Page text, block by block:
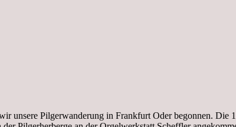
unsere Pilgerwanderung in Frankfurt Oder begonnen.